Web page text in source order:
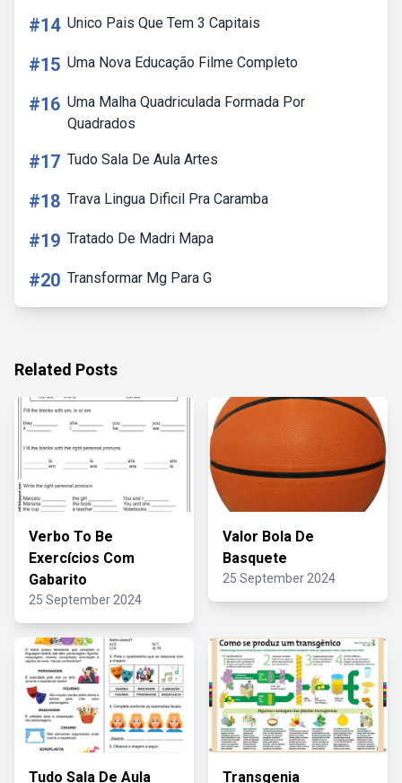
#14 Unico Pais Que Tem 3 Capitais
#15 Uma Nova Educação Filme Completo
#16 Uma Malha Quadriculada Formada Por
Quadrados
#17 Tudo Sala De Aula Artes
#18 Trava Lingua Dificil Pra Caramba
#19 Tratado De Madri Mapa
#20 Transformar Mg Para G
Related Posts
Verbo To Be
Exercícios Com
Gabarito
25 September 2024
Valor Bola De
Basquete
25 September 2024
Tudo Sala De Aula Transgenia